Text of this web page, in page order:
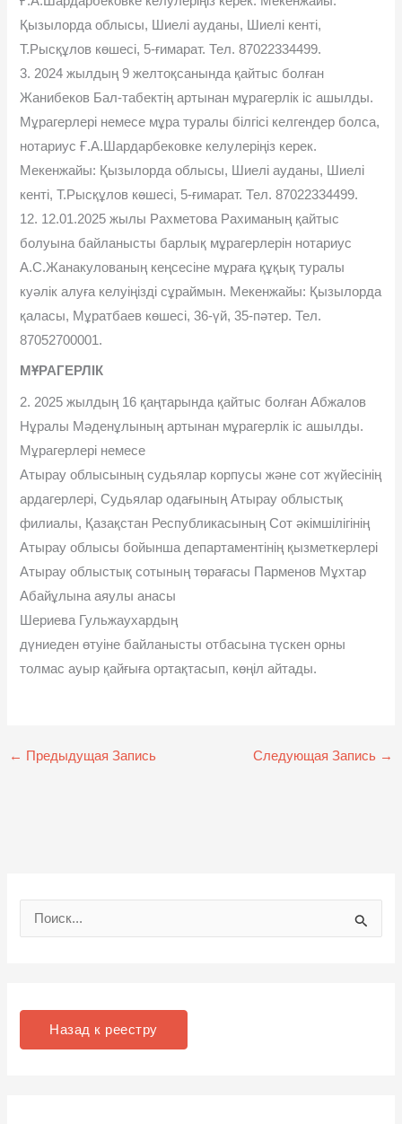
Қызылорда облысы, Шиелі ауданы, Шиелі кенті,
Т.Рысқұлов көшесі, 5-ғимарат. Тел. 87022334499.
3. 2024 жылдың 9 желтоқсанында қайтыс болған
Жанибеков Бал-табектің артынан мұрагерлік іс ашылды.
Мұрагерлері немесе мұра туралы білгісі келгендер болса,
нотариус Ғ.А.Шардарбековке келулеріңіз керек.
Мекенжайы: Қызылорда облысы, Шиелі ауданы, Шиелі
кенті, Т.Рысқұлов көшесі, 5-ғимарат. Тел. 87022334499.
12. 12.01.2025 жылы Рахметова Рахиманың қайтыс
болуына байланысты барлық мұрагерлерін нотариус
А.С.Жанакулованың кеңсесіне мұраға құқық туралы
куəлік алуға келуіңізді сұраймын. Мекенжайы: Қызылорда
қаласы, Мұратбаев көшесі, 36-үй, 35-пəтер. Тел.
87052700001.
МҰРАГЕРЛІК
2. 2025 жылдың 16 қаңтарында қайтыс болған Абжалов
Нұралы Мəденұлының артынан мұрагерлік іс ашылды.
Мұрагерлері немесе
Атырау облысының судьялар корпусы жəне сот жүйесінің
ардагерлері, Судьялар одағының Атырау облыстық
филиалы, Қазақстан Республикасының Сот əкімшілігінің
Атырау облысы бойынша департаментінің қызметкерлері
Атырау облыстық сотының төрағасы Парменов Мұхтар
Абайұлына аяулы анасы
Шериева Гульжаухардың
дүниеден өтуіне байланысты отбасына түскен орны
толмас ауыр қайғыға ортақтасып, көңіл айтады.
← Предыдущая Запись Следующая Запись →
:
Назад к реестру